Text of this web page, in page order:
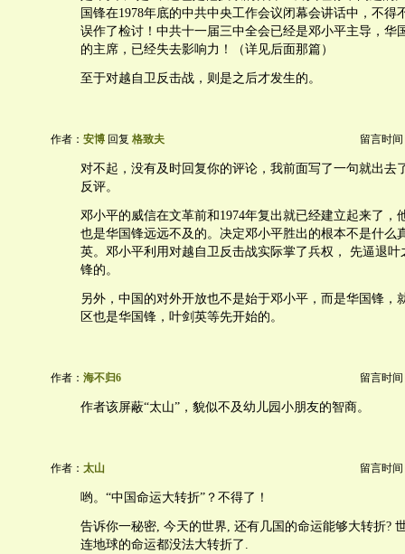
国锋在1978年底的中共中央工作会议闭幕会讲话中，不得
误作了检讨！中共十一届三中全会已经是邓小平主导，华
的主席，已经失去影响力！（详见后面那篇）
至于对越自卫反击战，则是之后才发生的。
作者： 安博 回复 格致夫 留言时间
对不起，没有及时回复你的评论，我前面写了一句就出去
反评。
邓小平的威信在文革前和1974年复出就已经建立起来了，
也是华国锋远远不及的。决定邓小平胜出的根本不是什么
英。邓小平利用对越自卫反击战实际掌了兵权， 先逼退叶
锋的。
另外，中国的对外开放也不是始于邓小平，而是华国锋，
区也是华国锋，叶剑英等先开始的。
作者： 海不归6 留言时间
作者该屏蔽“太山”，貌似不及幼儿园小朋友的智商。
作者： 太山 留言时间
哟。“中国命运大转折”？不得了！
告诉你一秘密, 今天的世界, 还有几国的命运能够大转折?
连地球的命运都没法大转折了.